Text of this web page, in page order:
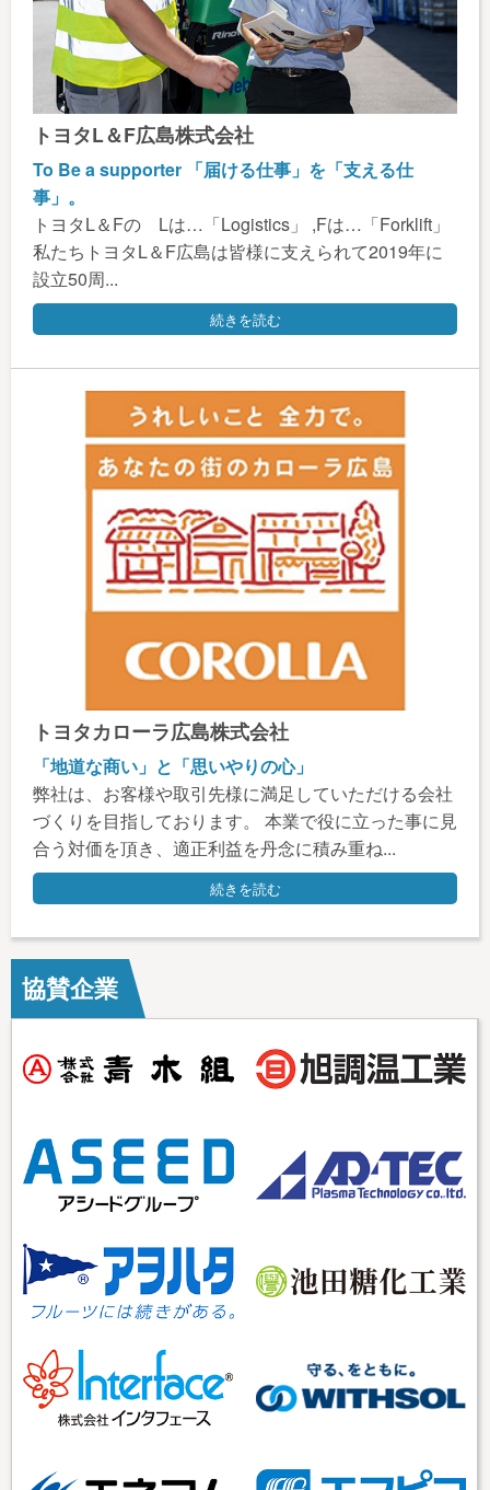
トヨタL＆F広島株式会社
To Be a supporter 「届ける仕事」を「支える仕
事」。
トヨタL＆Fの Lは…「Logistics」 ,Fは…「Forklift」
私たちトヨタL＆F広島は皆様に支えられて2019年に
設立50周...
続きを読む
トヨタカローラ広島株式会社
「地道な商い」と「思いやりの心」
弊社は、お客様や取引先様に満足していただける会社
づくりを目指しております。 本業で役に立った事に見
合う対価を頂き、適正利益を丹念に積み重ね...
続きを読む
協賛企業